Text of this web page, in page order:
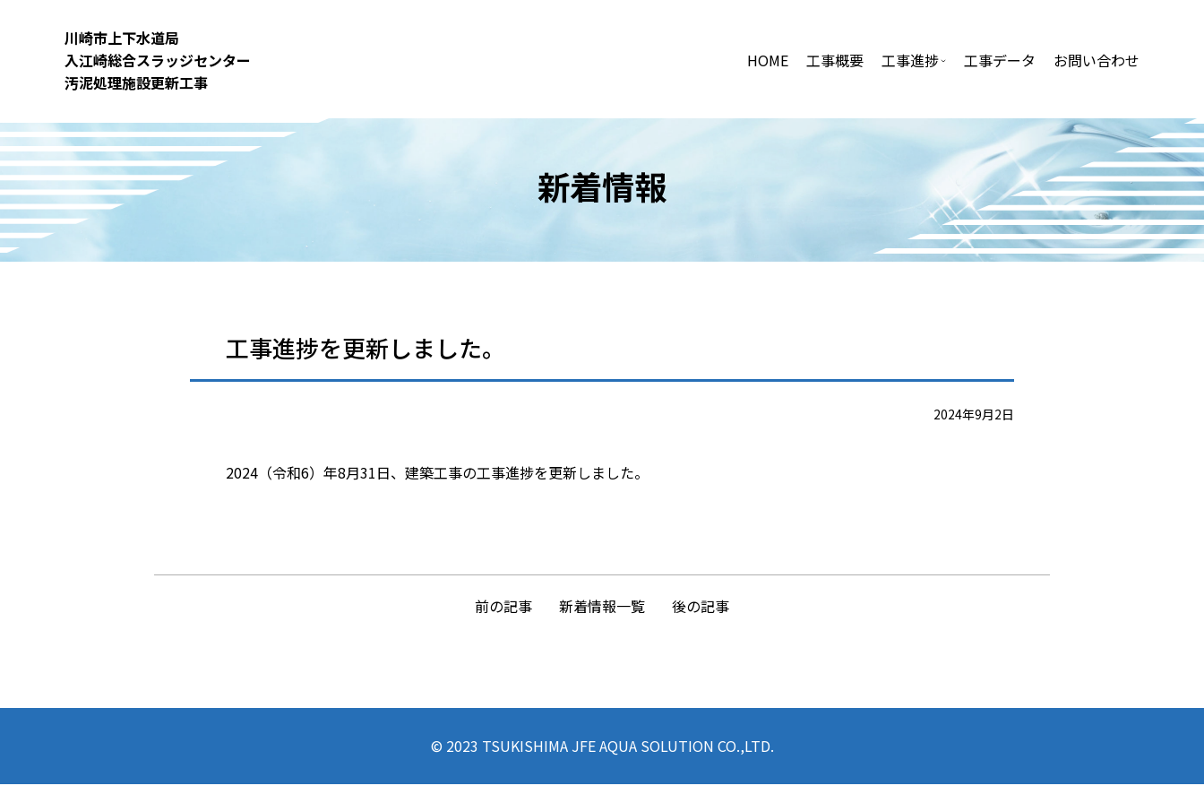
ッ
プ
川崎市上下⽔道局
⼊江崎総合スラッジセンター
汚泥処理施設更新⼯事
HOME 工事概要 工事進捗 工事データ お問い合わせ
新着情報
工事進捗を更新しました。
2024年9月2日
2024（令和6）年8月31日、建築工事の工事進捗を更新しました。
前の記事 新着情報一覧 後の記事
© 2023 TSUKISHIMA JFE AQUA SOLUTION CO.,LTD.